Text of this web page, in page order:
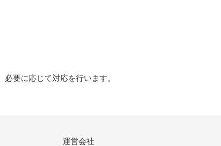
要に応じて対応を行います。
運営会社